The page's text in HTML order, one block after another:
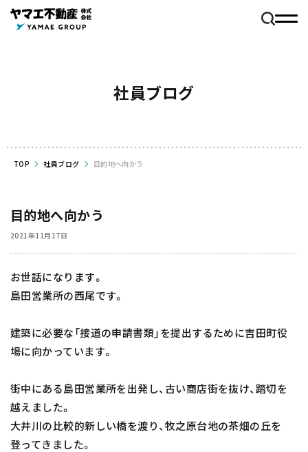
社員ブログ
TOP 社員ブログ 目的地へ向かう
目的地へ向かう
2021年11月17日
お世話になります。
島田営業所の西尾です。
建築に必要な「接道の申請書類」を提出するために吉田町役
場に向かっています。
街中にある島田営業所を出発し、古い商店街を抜け、踏切を
越えました。
大井川の比較的新しい橋を渡り、牧之原台地の茶畑の丘を
登ってきました。